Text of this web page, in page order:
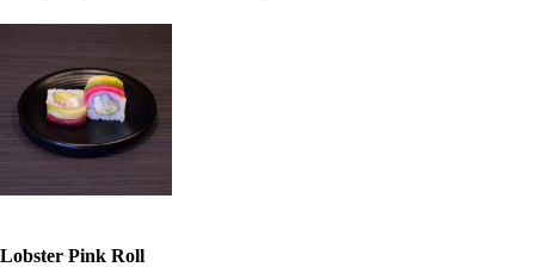
Lobster Pink Roll